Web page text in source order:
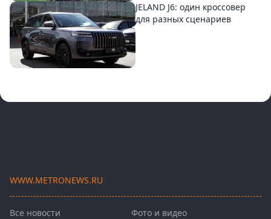
JELAND J6: один кроссовер
для разных сценариев
WWW.METRONEWS.RU
Все новости
Фото и видео